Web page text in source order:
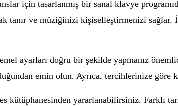
için tasarlanmış bir sanal klavye
tanır ve müziğinizi kişiselleştirmenizi sağlar.
ayarları doğru bir şekilde yapmanız
emin olun. Ayrıca, tercihlerinize göre
kütüphanesinden yararlanabilirsiniz. Farklı